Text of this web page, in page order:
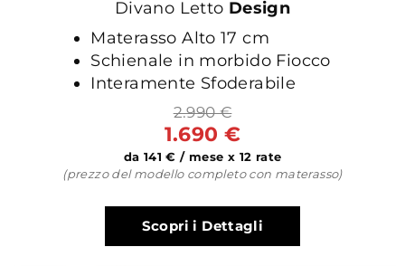
Divano Letto Design
Materasso Alto 17 cm
Schienale in morbido Fiocco
Interamente Sfoderabile
2.990 €
1.690 €
da 141 € / mese x 12 rate
(prezzo del modello completo con materasso)
Scopri i Dettagli